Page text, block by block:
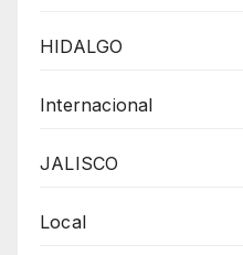
HIDALGO
Internacional
JALISCO
Local